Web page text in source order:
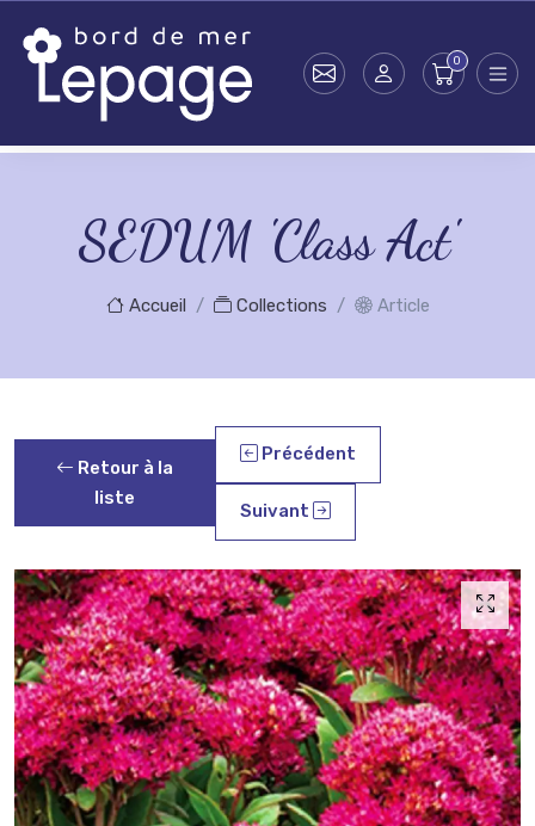
SEDUM 'Class Act'
Accueil Collections Article
Retour à la
liste
Précédent
Suivant